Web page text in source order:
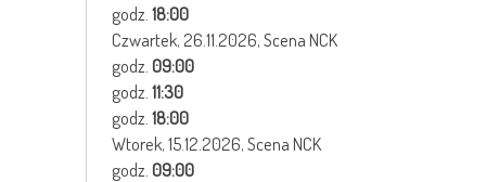
godz. 18:00
Czwartek,26.11.2026, Scena NCK
godz. 09:00
godz. 11:30
godz. 18:00
Wtorek,15.12.2026, Scena NCK
godz. 09:00